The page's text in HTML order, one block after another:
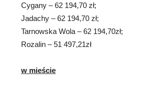
Cygany – 62 194,70 zł;
Jadachy – 62 194,70 zł;
Tarnowska Wola – 62 194,70zł;
Rozalin – 51 497,21zł
w mieście